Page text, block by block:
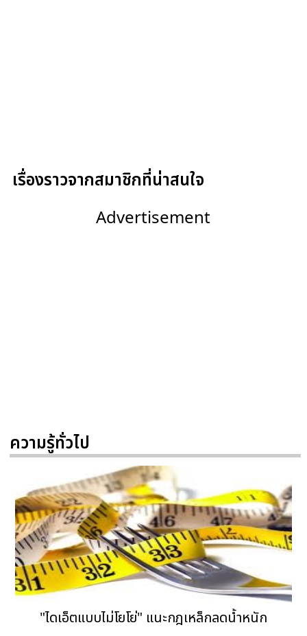
เรื่องราวจากสมาชิกที่น่าสนใจ
Advertisement
ความรู้ทั่วไป
"ไดเอ็ตแบบไม่โยโย่" แนะกฎเหล็กลดน้ำหนัก